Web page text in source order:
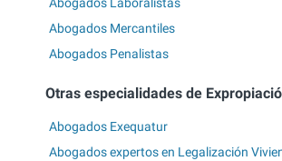
Abogados Mercantiles
Abogados Penalistas
Otras especialidades de
Abogados Exequatur
Abogados expertos en Legalización